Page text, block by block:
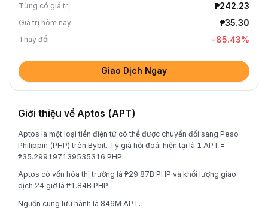
Từng có giá trị ₱242.23
Giá trị hôm nay ₱35.30
Thay đổi -85.43%
Giao Dịch Ngay
Giới thiệu về Aptos (APT)
Aptos là một loại tiền điện tử có thể được chuyển đổi sang Peso
Philippin (PHP) trên Bybit. Tỷ giá hối đoái hiện tại là 1 APT =
₱35.299197139535316 PHP.
Aptos có vốn hóa thị trường là ₱29.87B PHP và khối lượng giao
dịch 24 giờ là ₱1.84B PHP.
Nguồn cung lưu hành là 846M APT.